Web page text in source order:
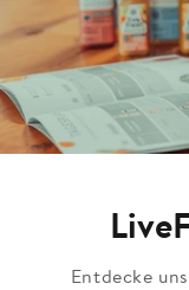
Entdecke